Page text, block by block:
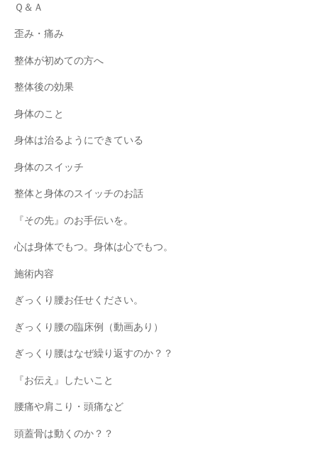
Ｑ＆Ａ
歪み・痛み
整体が初めての方へ
整体後の効果
身体のこと
身体は治るようにできている
身体のスイッチ
整体と身体のスイッチのお話
『その先』のお手伝いを。
心は身体でもつ。身体は心でもつ。
施術内容
ぎっくり腰お任せください。
ぎっくり腰の臨床例（動画あり）
ぎっくり腰はなぜ繰り返すのか？？
『お伝え』したいこと
腰痛や肩こり・頭痛など
頭蓋骨は動くのか？？